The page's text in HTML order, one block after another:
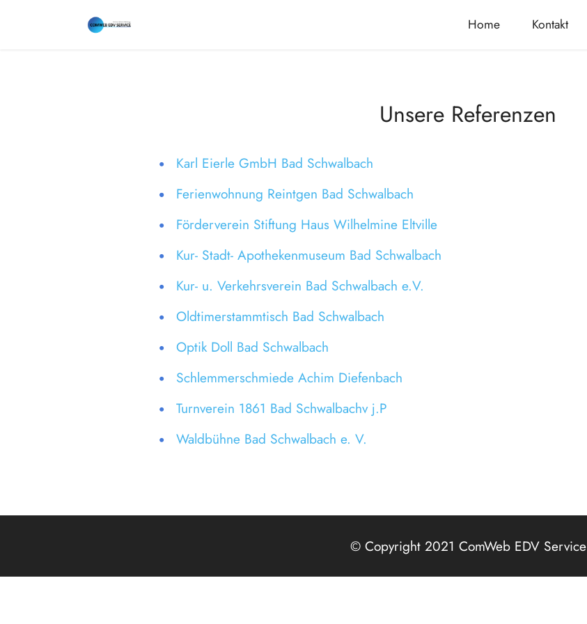
Home Kontakt
Unsere Referenzen
Karl Eierle GmbH Bad Schwalbach
Ferienwohnung Reintgen Bad Schwalbach
Förderverein Stiftung Haus Wilhelmine Eltville
Kur- Stadt- Apothekenmuseum Bad Schwalbach
Kur- u. Verkehrsverein Bad Schwalbach e.V.
Oldtimerstammtisch Bad Schwalbach
Optik Doll Bad Schwalbach
Schlemmerschmiede Achim Diefenbach
Turnverein 1861 Bad Schwalbachv j.P
Waldbühne Bad Schwalbach e. V.
© Copyright 2021 ComWeb EDV Service